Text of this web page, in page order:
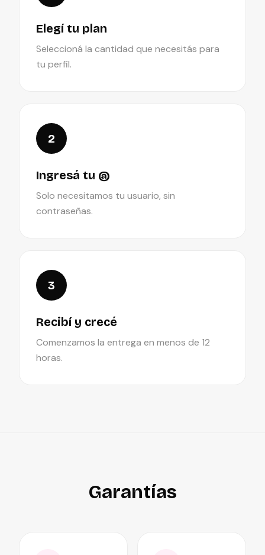
Elegí tu plan
Seleccioná la cantidad que necesitás para
tu perfil.
2
Ingresá tu @
Solo necesitamos tu usuario, sin
contraseñas.
3
Recibí y crecé
Comenzamos la entrega en menos de 12
horas.
Garantías